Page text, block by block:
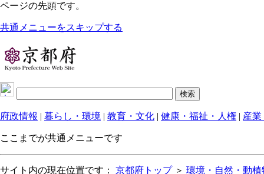
ページの先頭です。
共通メニューをスキップする
府政情報 | 暮らし・環境 | 教育・文化 | 健康・福祉・人権 | 産業
ここまでが共通メニューです
サイト内の現在位置です： 京都府トップ＞ 環境・自然・動植